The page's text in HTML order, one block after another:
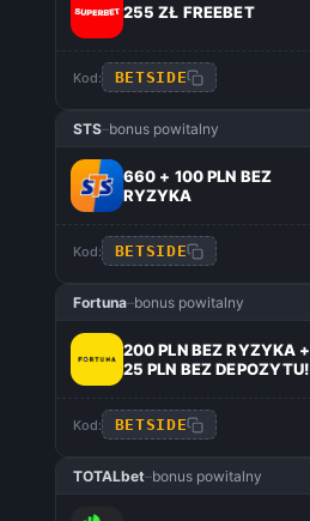
255 ZŁ FREEBET
Kod: BETSIDE
STS–bonus powitalny
660 + 100 PLN BEZ
RYZYKA
Kod: BETSIDE
Fortuna–bonus powitalny
200 PLN BEZ RYZYKA +
25 PLN BEZ DEPOZYTU!
Kod: BETSIDE
TOTALbet–bonus powitalny